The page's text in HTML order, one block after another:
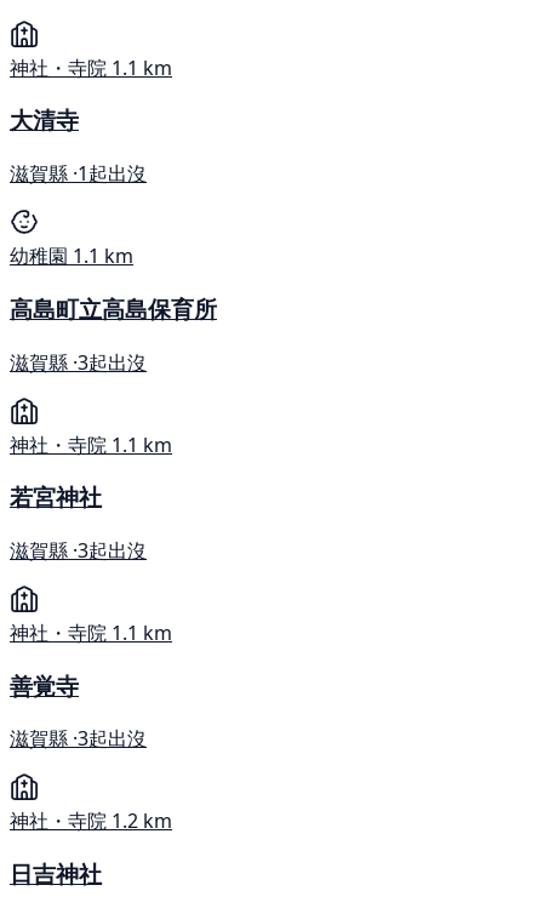
神社・寺院 1.1 km
大清寺
滋賀縣 ·1起出沒
幼稚園 1.1 km
高島町立高島保育所
滋賀縣 ·3起出沒
神社・寺院 1.1 km
若宮神社
滋賀縣 ·3起出沒
神社・寺院 1.1 km
善覚寺
滋賀縣 ·3起出沒
神社・寺院 1.2 km
日吉神社